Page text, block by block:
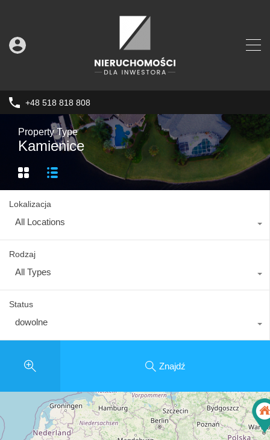
+48 518 818 808
Property Type
Kamienice
Lokalizacja
All Locations
Rodzaj
All Types
Status
dowolne
Znajdź